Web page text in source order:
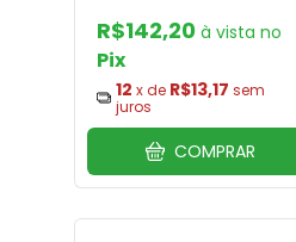
R$142,20
Pix
12 x de R$13,17 sem
juros
COMPRAR